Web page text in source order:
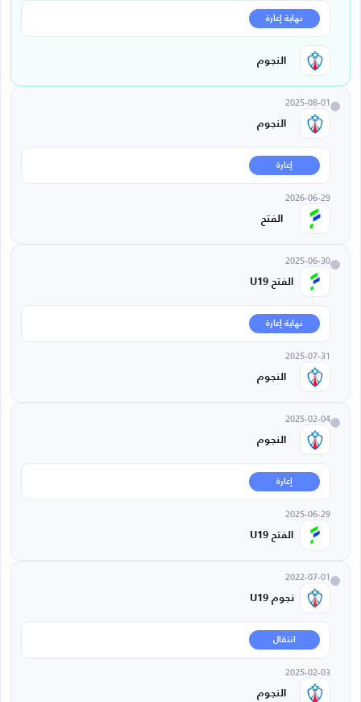
نهاية إعارة
النجوم
2025-08-01
النجوم
إعارة
2026-06-29
الفتح
2025-06-30
الفتح U19
نهاية إعارة
2025-07-31
النجوم
2025-02-04
النجوم
إعارة
2025-06-29
الفتح U19
2022-07-01
نجوم U19
انتقال
2025-02-03
النجوم